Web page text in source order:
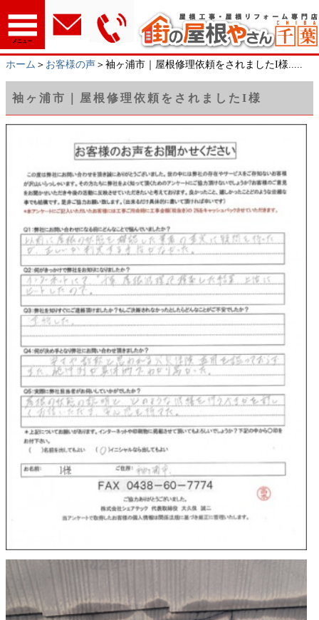
メニュー
ホーム ＞ お客様の声 ＞袖ヶ浦市｜屋根修理依頼をされましたI様.....
袖ヶ浦市｜屋根修理依頼をされましたI様